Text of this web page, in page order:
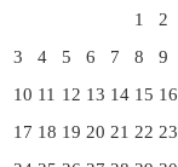
1
2
3
4 5 6 7 8
9
10 11 12 13 14 15 16
17 18 19 20 21 22 23